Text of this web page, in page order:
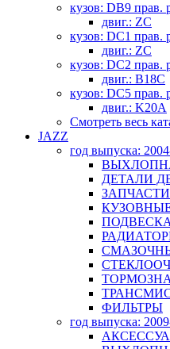
кузов: DB9 прав.
двиг.: ZC
кузов: DC1 прав.
двиг.: ZC
кузов: DC2 прав.
двиг.: B18C
кузов: DC5 прав.
двиг.: K20A
Смотреть весь
JAZZ
год выпуска:
ДЕТАЛИ
ПОДВЕСКА
ФИЛЬТРЫ
год выпуска: